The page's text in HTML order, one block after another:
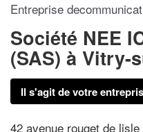
Entreprise
Société NEE
(SAS) à Vitry-
Il s'agit de votre
42 avenue rouget de